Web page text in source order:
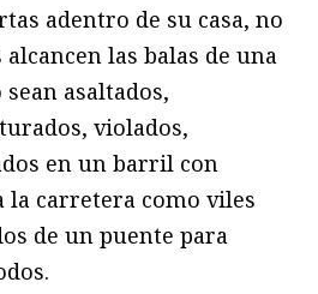
adentro de su casa, no
alcancen las balas de una
asaltados,
violados,
en un barril con
la carretera como viles
de un puente para